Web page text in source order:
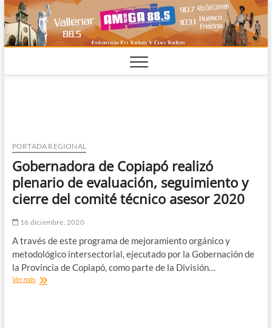
Saltar
al
contenido
PORTADA REGIONAL
Gobernadora de Copiapó realizó
plenario de evaluación, seguimiento y
cierre del comité técnico asesor 2020
16 diciembre, 2020
A través de este programa de mejoramiento orgánico y
metodológico intersectorial, ejecutado por la Gobernación de
la Provincia de Copiapó, como parte de la División…
Ver másGobernadora